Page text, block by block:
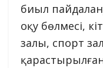
биыл
оқу бөлмесі,
залы, спорт